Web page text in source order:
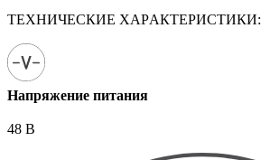
ТЕХНИЧЕСКИЕ ХАРАКТЕРИСТИКИ:
Напряжение питания
48 В